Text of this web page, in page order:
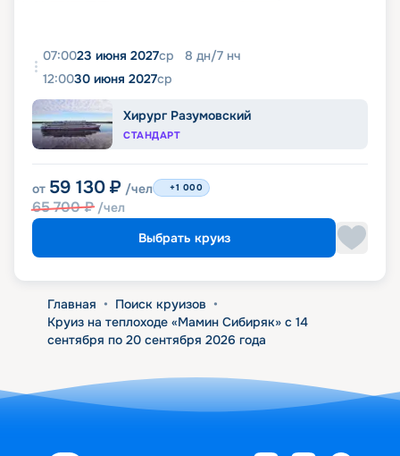
07:0023 июня 2027ср 8 дн/7 нч
12:0030 июня 2027ср
Хирург Разумовский
СТАНДАРТ
от 59 130 ₽ /чел
65 700₽ /чел
+1 000
Выбрать круиз
Главная • Поиск круизов •
Круиз на теплоходе «Мамин Сибиряк» с 14
сентября по 20 сентября 2026 года